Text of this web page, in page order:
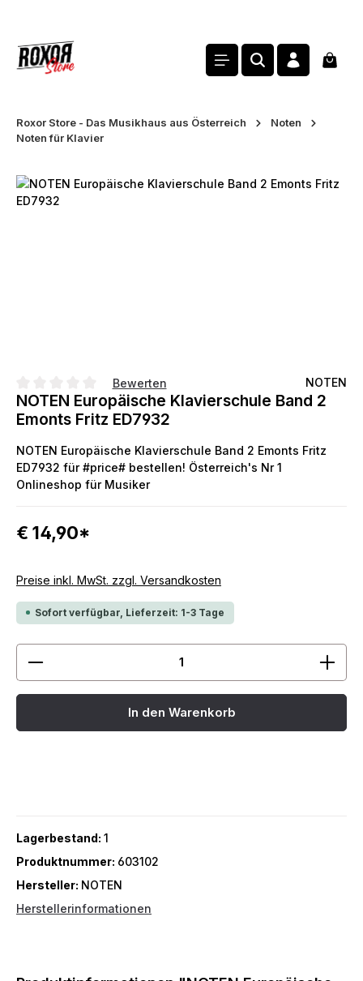
Roxor Store - Das Musikhaus aus Österreich
Noten
Noten für Klavier
Bildergalerie überspringen
Durchschnittliche Bewertung von 0 von 5 Sternen
Bewerten NOTEN
NOTEN Europäische Klavierschule Band 2
Emonts Fritz ED7932
NOTEN Europäische Klavierschule Band 2 Emonts Fritz
ED7932 für #price# bestellen! Österreich's Nr 1
Onlineshop für Musiker
€ 14,90*
Preise inkl. MwSt. zzgl. Versandkosten
Sofort verfügbar, Lieferzeit: 1-3 Tage
Produkt Anzahl: Gib den gewünschten Wert ein
In den Warenkorb
Lagerbestand: 1
Produktnummer: 603102
Hersteller: NOTEN
Herstellerinformationen